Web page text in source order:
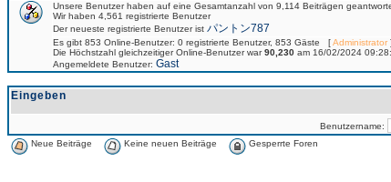
Unsere Benutzer haben auf eine Gesamtanzahl von 9,114 Beiträgen
Wir haben 4,561 registrierte Benutzer
Der neueste registrierte Benutzer ist パントン787
Es gibt 853 Online-Benutzer: 0 registrierte Benutzer, 853 Gäste [Administrator
Die Höchstzahl gleichzeitiger Online-Benutzer war90,230 am 16/02/2024
Angemeldete Benutzer: Gast
Eingeben
Benutzername:
Neue Beiträge Keine neuen Beiträge Gesperrte Foren